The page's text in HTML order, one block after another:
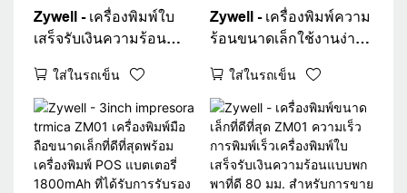
Zywell - เครื่องพิมพ์ใบ
เสร็จรับเงินความร้อน
หน้าจอที่ใช้งานง่ายจอแส
ดงผลขนาดเล็กพกพา
WiFi เครื่องพิมพ์
USB+RS232+WiFi
ใส่ในรถเข็น
Zywell - เครื่องพิมพ์ความ
ร้อนขนาดเล็กใช้งานง่าย
เครื่องพิมพ์มือถือ
เครื่องพิมพ์มือถือ
เครื่องพิมพ์พกพา
USB+RS232+WiFi
ใส่ในรถเข็น